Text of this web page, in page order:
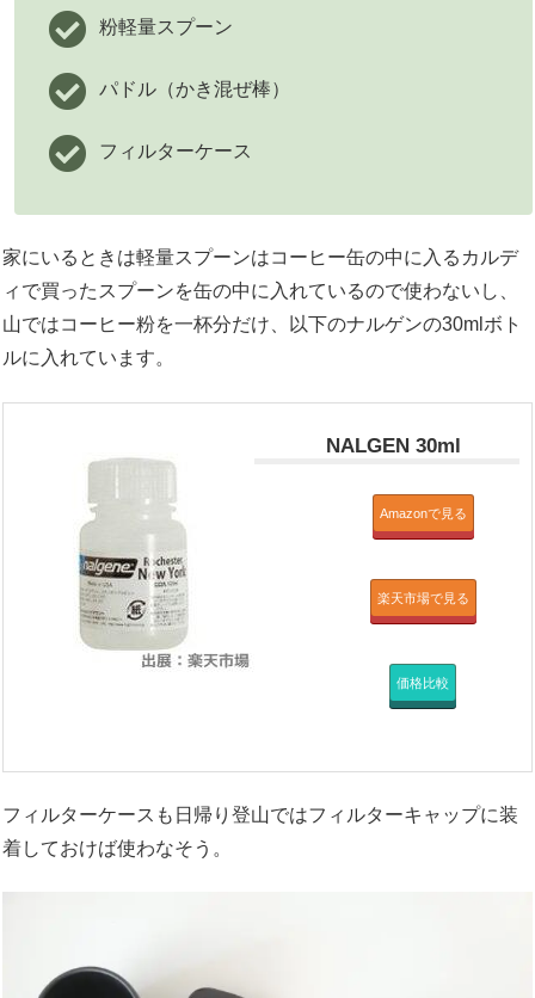
粉軽量スプーン
パドル（かき混ぜ棒）
フィルターケース
家にいるときは軽量スプーンはコーヒー缶の中に入るカルデ
ィで買ったスプーンを缶の中に入れているので使わないし、
山ではコーヒー粉を一杯分だけ、以下のナルゲンの30mlボト
ルに入れています。
NALGEN 30ml
Amazonで見る
楽天市場で見る
価格比較
フィルターケースも日帰り登山ではフィルターキャップに装
着しておけば使わなそう。